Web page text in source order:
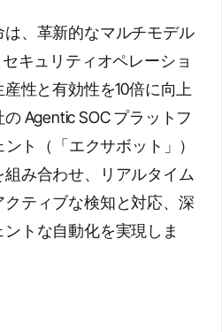
、革新的なマルチモデル
キュリティオペレーショ
性と有効性を10倍に向上
Agentic SOC プラットフ
ト（「エクサボット」）
み合わせ、リアルタイム
ティブな検知と対応、深
トな自動化を実現しま